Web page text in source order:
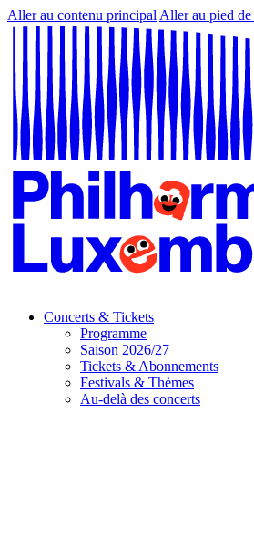
Aller au contenu principal Aller au pied de
Concerts & Tickets
Programme
Saison 2026/27
Tickets & Abonnements
Festivals & Thèmes
Au-delà des concerts